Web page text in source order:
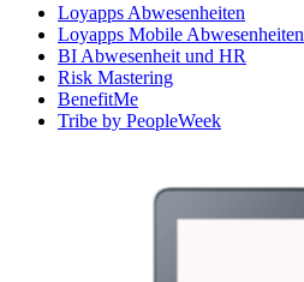
Loyapps Abwesenheiten
Loyapps Mobile Abwesenheiten
BI Abwesenheit und HR
Risk Mastering
BenefitMe
Tribe by PeopleWeek